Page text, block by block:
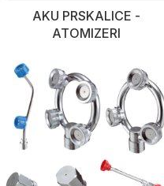
AKU PRSKALICE -
ATOMIZERI